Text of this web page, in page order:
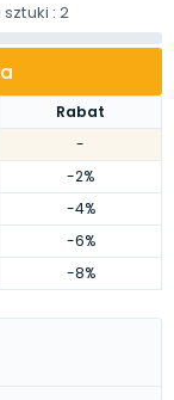
Rabat
-
-2%
-4%
-6%
-8%
: 2